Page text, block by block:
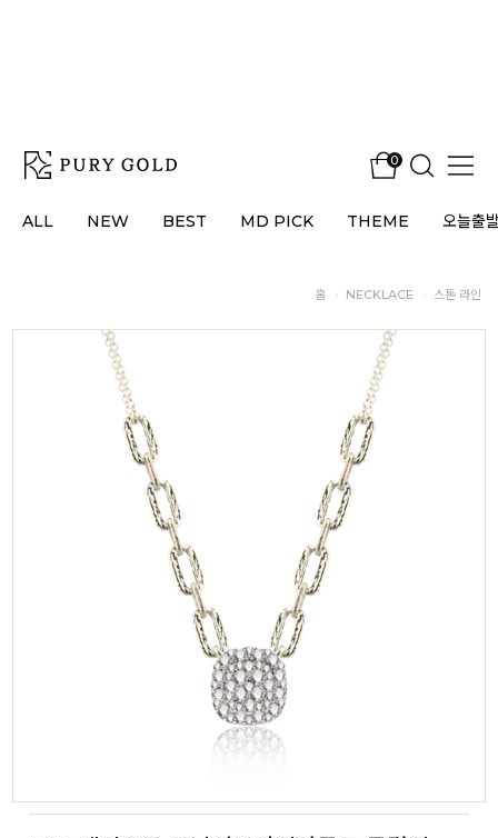
0
ALL NEW BEST MD PICK THEME 오늘출
홈 · NECKLACE · 스톤 라인